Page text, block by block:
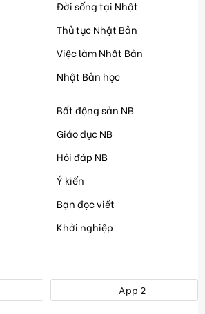
Đời sống tại Nhật
Thủ tục Nhật Bản
Việc làm Nhật Bản
Nhật Bản học
Bất động sản NB
Giáo dục NB
Hỏi đáp NB
Ý kiến
Bạn đọc viết
Khởi nghiệp
App 2